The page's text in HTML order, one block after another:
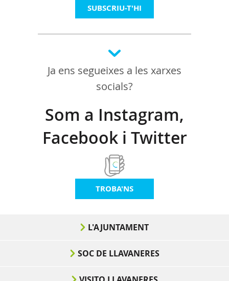
SUBSCRIU-T'HI
Ja ens segueixes a les xarxes
socials?
Som a Instagram,
Facebook i Twitter
TROBA'NS
L'AJUNTAMENT
SOC DE LLAVANERES